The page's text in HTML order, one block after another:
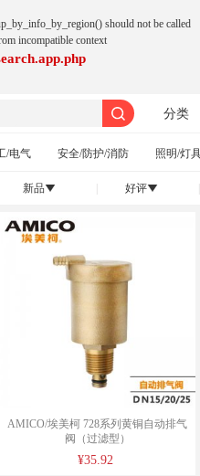
should not be called
incompatible context
分类
/电气 安全/防护/消防 照明/灯
新品󰄢 好评󰄢
AMICO/埃美柯 728系列黄铜自动排气
阀（过滤型）
¥35.92